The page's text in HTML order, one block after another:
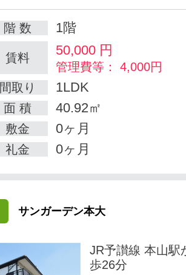
階 数 1階
賃料 50,000 円
管理費等： 4,000円
間取り
1LDK
面 積 40.92㎡
敷金 0ヶ月
礼金 0ヶ月
サンガーデン本大
JR予讃線 本山駅
歩26分